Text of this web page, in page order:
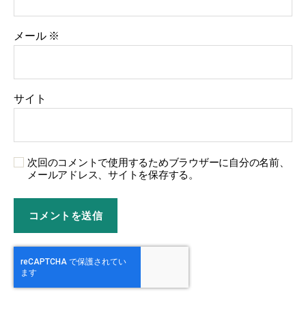
メール ※
サイト
次回のコメントで使用するためブラウザーに自分の名前、
メールアドレス、サイトを保存する。